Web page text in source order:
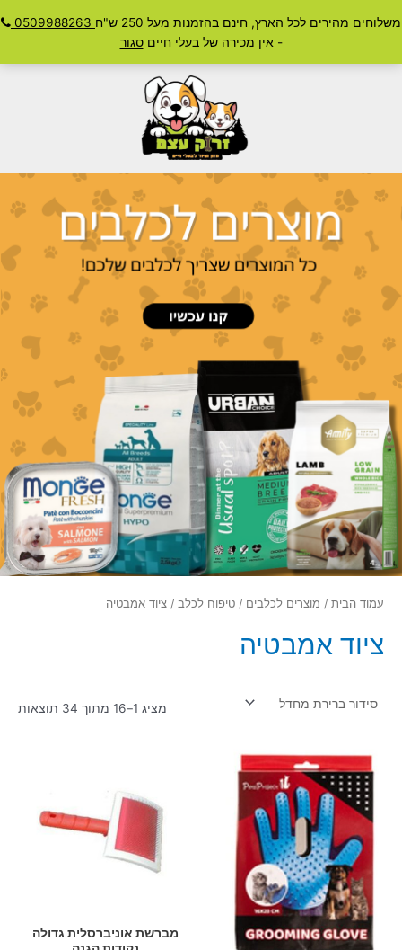
לתוכן
משלוחים מהירים לכל הארץ, חינם בהזמנות מעל 250 ש"ח
- אין מכירה של בעלי חייםסגור
חיפוש
עמוד הבית / מוצרים לכלבים / טיפוח לכלב / ציוד אמבטיה
ציוד אמבטיה
מציג 1–16 מתוך 34 תוצאות
מברשת אוניברסלית גדולה